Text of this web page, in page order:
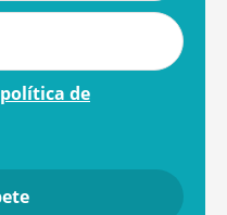
política de